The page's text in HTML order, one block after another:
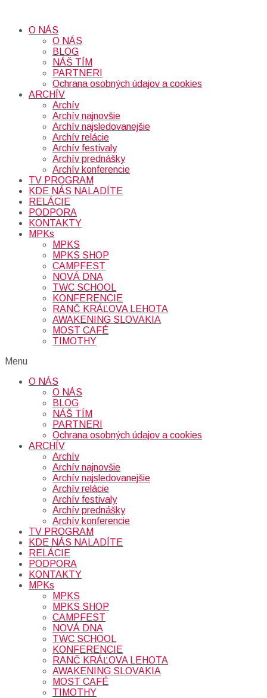
O NÁS
O NÁS
BLOG
NÁŠ TÍM
PARTNERI
Ochrana osobných údajov a cookies
ARCHÍV
Archív
Archív najnovšie
Archív najsledovanejšie
Archív relácie
Archív festivaly
Archív prednášky
Archív konferencie
TV PROGRAM
KDE NÁS NALADÍTE
RELÁCIE
PODPORA
KONTAKTY
MPKs
MPKS
MPKS SHOP
CAMPFEST
NOVÁ DNA
TWC SCHOOL
KONFERENCIE
RANČ KRÁĽOVA LEHOTA
AWAKENING SLOVAKIA
MOST CAFÉ
TIMOTHY
Menu
O NÁS
O NÁS
BLOG
NÁŠ TÍM
PARTNERI
Ochrana osobných údajov a cookies
ARCHÍV
Archív
Archív najnovšie
Archív najsledovanejšie
Archív relácie
Archív festivaly
Archív prednášky
Archív konferencie
TV PROGRAM
KDE NÁS NALADÍTE
RELÁCIE
PODPORA
KONTAKTY
MPKs
MPKS
MPKS SHOP
CAMPFEST
NOVÁ DNA
TWC SCHOOL
KONFERENCIE
RANČ KRÁĽOVA LEHOTA
AWAKENING SLOVAKIA
MOST CAFÉ
TIMOTHY